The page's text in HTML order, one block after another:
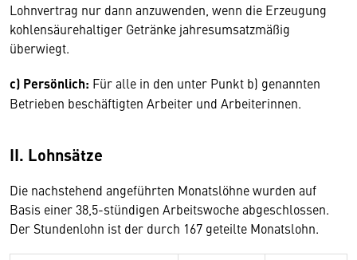
Lohnvertrag nur dann anzuwenden, wenn die Erzeugung
kohlensäurehaltiger Getränke jahresumsatzmäßig
überwiegt.
c) Persönlich: Für alle in den unter Punkt b) genannten
Betrieben beschäftigten Arbeiter und Arbeiterinnen.
II. Lohnsätze
Die nachstehend angeführten Monatslöhne wurden auf
Basis einer 38,5-stündigen Arbeitswoche abgeschlossen.
Der Stundenlohn ist der durch 167 geteilte Monatslohn.